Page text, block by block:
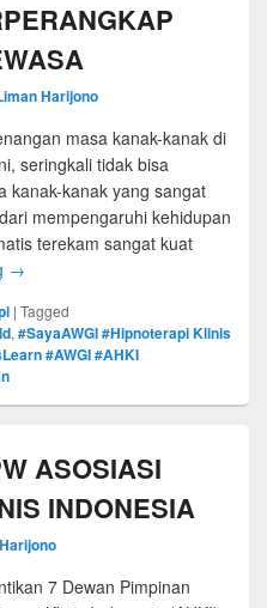
Harijono
masa kanak-kanak di
seringkali tidak bisa
kanak-kanak yang sangat
mempengaruhi kehidupan
terekam sangat kuat
→
| Tagged
, #SayaAWGI #Hipnoterapi Klinis
#AWGI #AHKI
ASOSIASI
INDONESIA
7 Dewan Pimpinan